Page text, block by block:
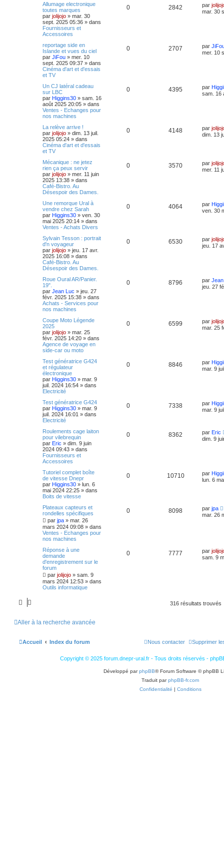
Allumage electronique
toutes marques
par jolijojo » mar. 30
sept. 2025 05:36 » dans
Fournisseurs et
Accessoires
0 2842 par
mar. 30
reportage side en
Islande et vues du ciel
par JiFou » mer. 10
sept. 2025 09:37 » dans
Cinéma d'art et d'essais
et TV
0 2707 par
mer. 10
Un CJ latéral cadeau
sur LBC
par Higgins30 » sam. 16
août 2025 20:05 » dans
Ventes - Echanges pour
nos machines
0 4395 par
sam. 16
La relève arrive !
par jolijojo » dim. 13 juil.
2025 05:24 » dans
Cinéma d'art et d'essais
et TV
0 4148 par
dim. 13
Mécanique : ne jetez
rien ça peux servir
par jolijojo » mer. 11 juin
2025 13:38 » dans
Café-Bistro. Au
Désespoir des Dames.
0 3570 par
mer. 11
Une remorque Ural à
vendre chez Sarah
par Higgins30 » ven. 30
mai 2025 20:14 » dans
Ventes - Achats Divers
0 4064 par
ven. 30
Sylvain Tesson : portrait
d'n voyageur
par jolijojo » jeu. 17 avr.
2025 16:08 » dans
Café-Bistro. Au
Désespoir des Dames.
0 6530 par
jeu. 17
Roue Oural AR/Panier.
19".
par Jean Luc » jeu. 27
févr. 2025 15:38 » dans
Achats - Services pour
nos machines
0 8796 par
jeu. 27
Coupe Moto Légende
2025
par jolijojo » mar. 25
févr. 2025 14:20 » dans
Agence de voyage en
side-car ou moto
0 6599 par
mar. 25
Test génératrice G424
et régulateur
électronique
par Higgins30 » mar. 9
juil. 2024 16:54 » dans
Electricité
0 8846 par
mar. 9
Test génératrice G424
par Higgins30 » mar. 9
juil. 2024 16:01 » dans
Electricité
0 7338 par
mar. 9
Roulements cage laiton
pour vilebrequin
par Eric » dim. 9 juin
2024 09:43 » dans
Fournisseurs et
Accessoires
0 8362 par Eric
dim. 9
Tutoriel complet boîte
de vitesse Dnepr
par Higgins30 » lun. 6
mai 2024 22:25 » dans
Boits de vitesse
0 10710 par
lun. 6
Plateaux capteurs et
rondelles spécifiques
par jpa » mar. 26
mars 2024 09:08 » dans
Ventes - Echanges pour
nos machines
0 8098 par jpa
mar. 26
Réponse à une
demande
d'enregistrement sur le
forum
par jolijojo » sam. 9
mars 2024 12:53 » dans
Outils informatique
0 7777 par
sam. 9
316 résultats trouvés
Aller à la recherche avancée
Accueil Index du forum Supprimer
Nous contacter
Copyright © 2025 forum.dnepr-ural.fr - Tous droits réservés -
Développé parphpBB® Forum Software © phpBB
Traduit parphpBB-fr.com
Confidentialité | Conditions